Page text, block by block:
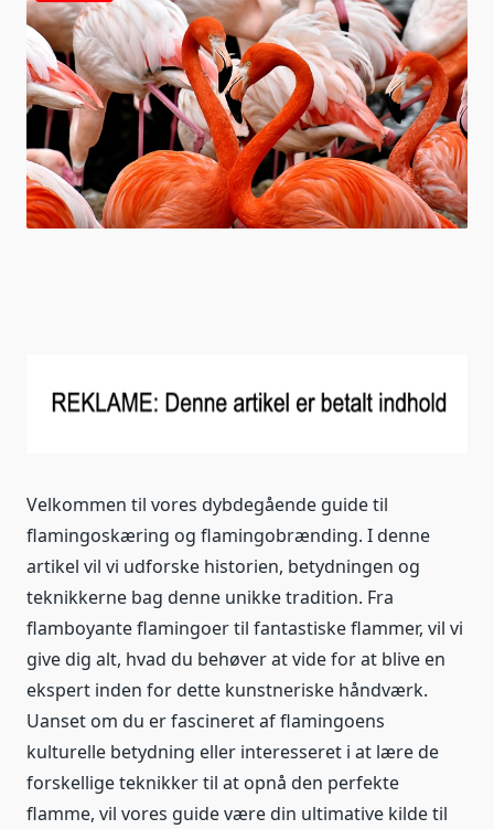
Velkommen til vores dybdegående guide til
flamingoskæring og flamingobrænding. I denne
artikel vil vi udforske historien, betydningen og
teknikkerne bag denne unikke tradition. Fra
flamboyante flamingoer til fantastiske flammer, vil vi
give dig alt, hvad du behøver at vide for at blive en
ekspert inden for dette kunstneriske håndværk.
Uanset om du er fascineret af flamingoens
kulturelle betydning eller interesseret i at lære de
forskellige teknikker til at opnå den perfekte
flamme, vil vores guide være din ultimative kilde til